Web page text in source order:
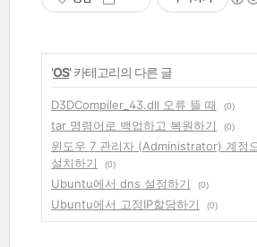
'OS' 카테고리의 다른 글
D3DCompiler_43.dll 오류 뜰 때 (0)
tar 명령어로 백업하고 복원하기
(0)
윈도우 7 관리자 (Administrator) 계정
설치하기
(0)
Ubuntu에서 dns 설정하기
(0)
Ubuntu에서 고정IP할당하기
(0)